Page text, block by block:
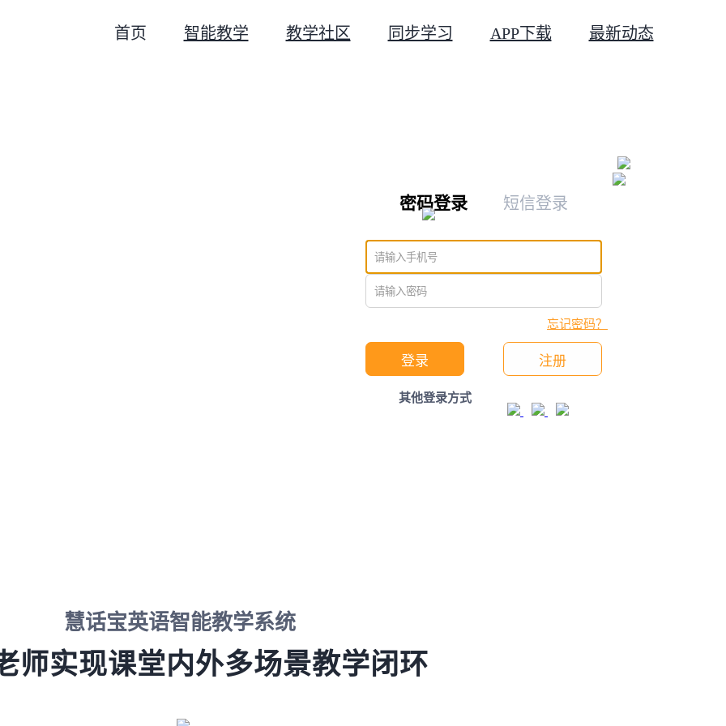
首页 智能教学 教学社区 同步学习 APP下载 最新动态
密码登录 短信登录
忘记密码？
其他登录方式
慧话宝英语智能教学系统
师实现课堂内外多场景教学闭环